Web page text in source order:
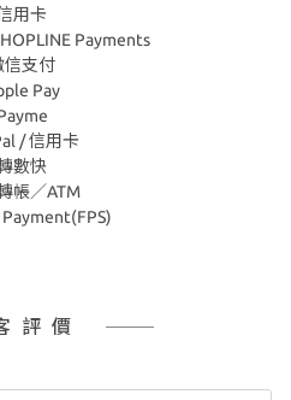
用卡
Payments
信支付
Pay
/ 信用卡
數快
帳／ATM
評價